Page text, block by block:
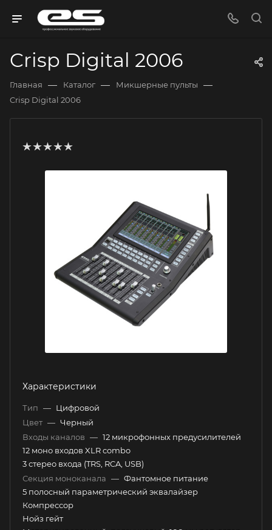
Crisp Digital 2006
Главная — Каталог — Микшерные пульты —
Crisp Digital 2006
Характеристики
Тип — Цифровой
Цвет — Черный
Входы каналов — 12 микрофонных предусилителей
12 моно входов XLR combo
3 стерео входа (TRS, RCA, USB)
Секция моноканала — Фантомное питание
5 полосный параметрический эквалайзер
Компрессор
Нойз гейт